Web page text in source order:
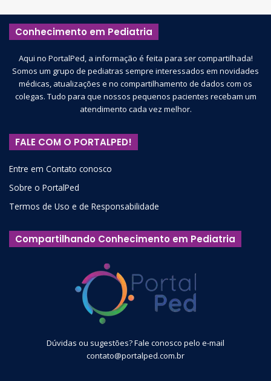
Conhecimento em Pediatria
Aqui no PortalPed, a informação é feita para ser compartilhada!
Somos um grupo de pediatras sempre interessados em novidades
médicas, atualizações e no compartilhamento de dados com os
colegas. Tudo para que nossos pequenos pacientes recebam um
atendimento cada vez melhor.
FALE COM O PORTALPED!
Entre em Contato conosco
Sobre o PortalPed
Termos de Uso e de Responsabilidade
Compartilhando Conhecimento em Pediatria
Dúvidas ou sugestões? Fale conosco pelo e-mail
contato@portalped.com.br